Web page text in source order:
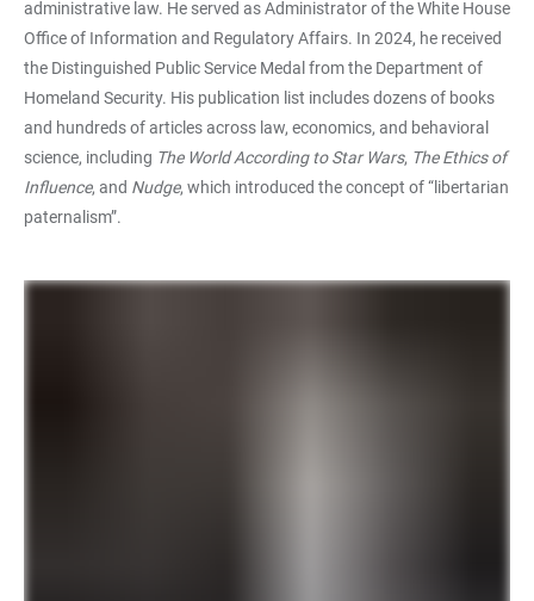
administrative law. He served as Administrator of the White House
Office of Information and Regulatory Affairs. In 2024, he received
the Distinguished Public Service Medal from the Department of
Homeland Security. His publication list includes dozens of books
and hundreds of articles across law, economics, and behavioral
science, including The World According to Star Wars, The Ethics of
Influence, and Nudge, which introduced the concept of “libertarian
paternalism”.